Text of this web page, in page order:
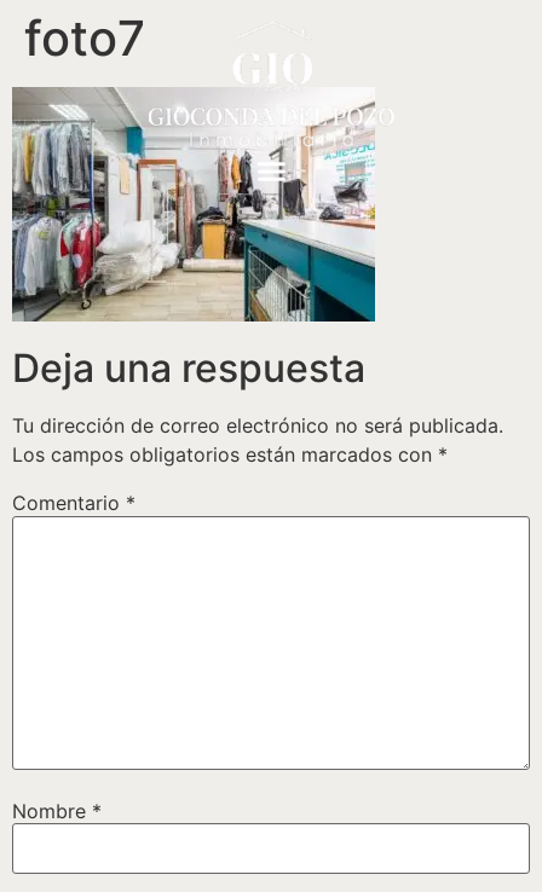
foto7
Deja una respuesta
Tu dirección de correo electrónico no será publicada.
Los campos obligatorios están marcados con *
Comentario *
Nombre *